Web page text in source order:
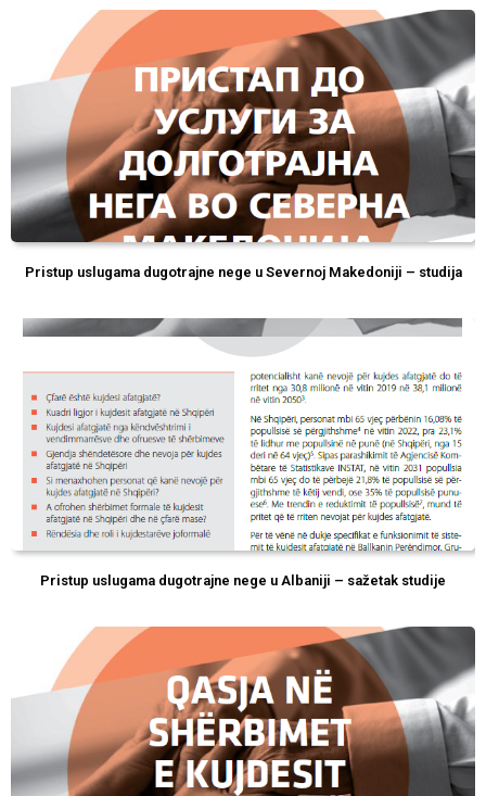
Pristup uslugama dugotrajne nege u Severnoj Makedoniji – studija
Pristup uslugama dugotrajne nege u Albaniji – sažetak studije